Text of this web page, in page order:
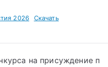
2026 Скачать
на присуждение п